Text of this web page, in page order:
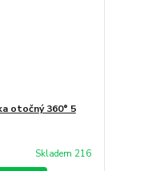
otočný 360° 5
Skladem 216